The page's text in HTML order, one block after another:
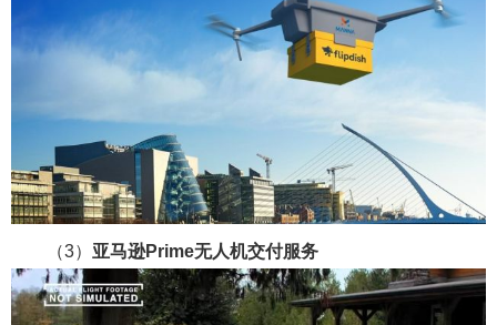
（3） 亚马逊Prime无人机交付服务